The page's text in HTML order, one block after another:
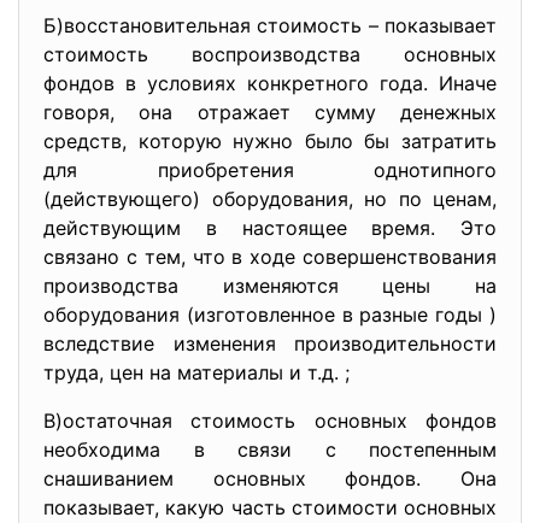
Б)восстановительная стоимость – показывает
стоимость воспроизводства основных
фондов в условиях конкретного года. Иначе
говоря, она отражает сумму денежных
средств, которую нужно было бы затратить
для приобретения однотипного
(действующего) оборудования, но по ценам,
действующим в настоящее время. Это
связано с тем, что в ходе совершенствования
производства изменяются цены на
оборудования (изготовленное в разные годы )
вследствие изменения производительности
труда, цен на материалы и т.д. ;
В)остаточная стоимость основных фондов
необходима в связи с постепенным
снашиванием основных фондов. Она
показывает, какую часть стоимости основных